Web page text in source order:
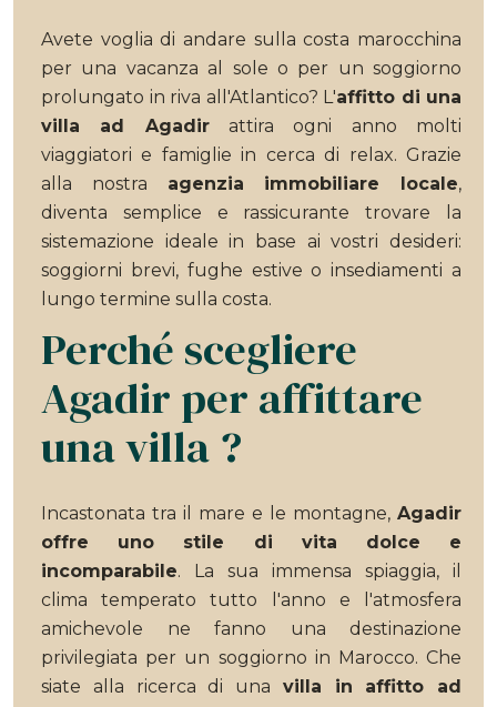
Avete voglia di andare sulla costa marocchina
per una vacanza al sole o per un soggiorno
prolungato in riva all'Atlantico? L'affitto di una
villa ad Agadirattira ogni anno molti
viaggiatori e famiglie in cerca di relax. Grazie
alla nostra agenzia immobiliare locale,
diventa semplice e rassicurante trovare la
sistemazione ideale in base ai vostri desideri:
soggiorni brevi, fughe estive o insediamenti a
lungo termine sulla costa.
Perché scegliere
Agadir per affittare
una villa ?
Incastonata tra il mare e le montagne, Agadir
offre uno stile di vita dolce e
incomparabile. La sua immensa spiaggia, il
clima temperato tutto l'anno e l'atmosfera
amichevole ne fanno una destinazione
privilegiata per un soggiorno in Marocco. Che
siate alla ricerca di una villa in affitto ad